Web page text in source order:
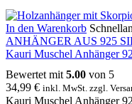
In den Warenkorb
ANHÄNGER AUS 925
Kauri Muschel Anhänger
Bewertet mit 5.00 von 5
34,99 € inkl. MwSt. zzgl.
Kauri Muschel Anhänger